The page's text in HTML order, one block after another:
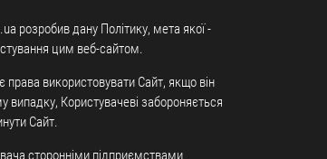
розробив дану Політику, мета якої -
цим веб-сайтом.
використовувати Сайт, якщо він
випадку, Користувачеві забороняється
Сайт.
сторонніми підприємствами